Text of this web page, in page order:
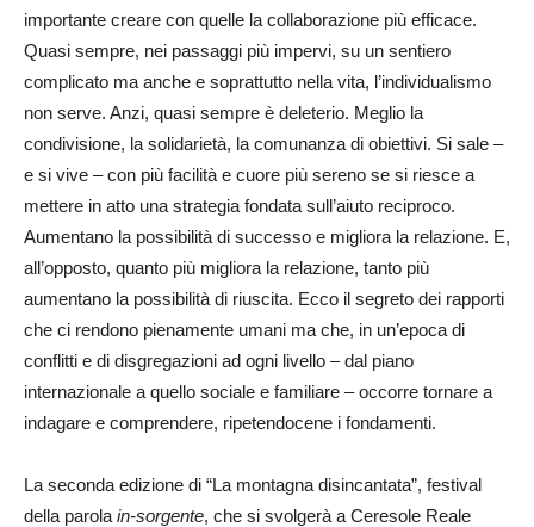
importante creare con quelle la collaborazione più efficace.
Quasi sempre, nei passaggi più impervi, su un sentiero
complicato ma anche e soprattutto nella vita, l’individualismo
non serve. Anzi, quasi sempre è deleterio. Meglio la
condivisione, la solidarietà, la comunanza di obiettivi. Si sale –
e si vive – con più facilità e cuore più sereno se si riesce a
mettere in atto una strategia fondata sull’aiuto reciproco.
Aumentano la possibilità di successo e migliora la relazione. E,
all’opposto, quanto più migliora la relazione, tanto più
aumentano la possibilità di riuscita. Ecco il segreto dei rapporti
che ci rendono pienamente umani ma che, in un’epoca di
conflitti e di disgregazioni ad ogni livello – dal piano
internazionale a quello sociale e familiare – occorre tornare a
indagare e comprendere, ripetendocene i fondamenti.
La seconda edizione di “La montagna disincantata”, festival
della parola in-sorgente, che si svolgerà a Ceresole Reale